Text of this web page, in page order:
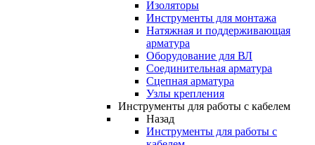
Изоляторы
Инструменты для монтажа
Натяжная и поддерживающая
арматура
Оборудование для ВЛ
Соединительная арматура
Сцепная арматура
Узлы крепления
Инструменты для работы с кабелем
Назад
Инструменты для работы с